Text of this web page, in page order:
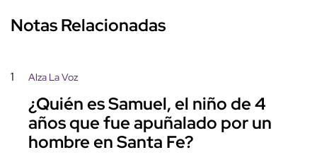
Notas Relacionadas
1 Alza La Voz
¿Quién es Samuel, el niño de 4
años que fue apuñalado por un
hombre en Santa Fe?